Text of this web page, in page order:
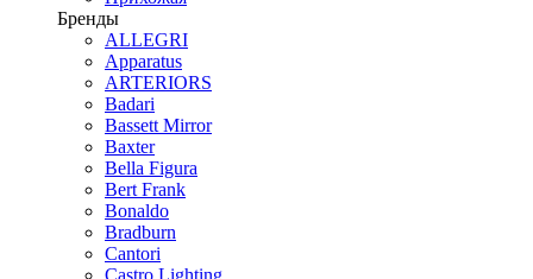
Бренды
ALLEGRI
Apparatus
ARTERIORS
Badari
Bassett Mirror
Baxter
Bella Figura
Bert Frank
Bonaldo
Bradburn
Cantori
Castro Lighting